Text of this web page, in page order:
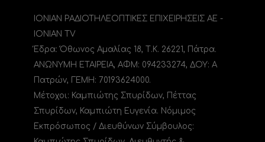
ΙΟΝΙΑΝ ΡΑΔΙΟΤΗΛΕΟΠΤΙΚΕΣ ΕΠΙΧΕΙΡΗΣΕΙΣ ΑΕ -
IONIAN TV
Έδρα: Όθωνος Αμαλίας 18, Τ.Κ. 26221, Πάτρα.
ΑΝΩΝΥΜΗ ΕΤΑΙΡΕΙΑ, ΑΦΜ: 094233274, ΔΟΥ: A
Πατρών, ΓΕΜΗ: 70193624000.
Μέτοχοι: Καμπιώτης Σπυρίδων, Πέττας
Σπυρίδων, Καμπιώτη Ευγενία. Νόμιμος
Εκπρόσωπος / Διευθύνων Σύμβουλος: